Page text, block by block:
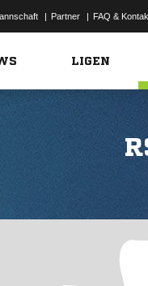
| Partner | FAQ &
LIGEN